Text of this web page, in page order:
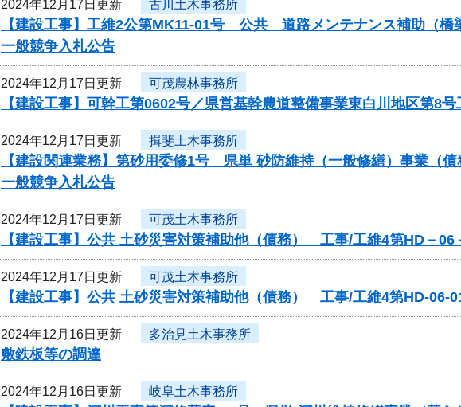
2024年12月17日更新 古川土木事務所
【建設工事】工維2公第MK11-01号 公共 道路メンテナンス補助（橋
一般競争入札公告
2024年12月17日更新 可茂農林事務所
【建設工事】可幹工第0602号／県営基幹農道整備事業東白川地区第8
2024年12月17日更新 揖斐土木事務所
【建設関連業務】第砂用委修1号 県単 砂防維持（一般修繕）事業（
一般競争入札公告
2024年12月17日更新 可茂土木事務所
【建設工事】公共 土砂災害対策補助他（債務） 工事/工維4第HD－
2024年12月17日更新 可茂土木事務所
【建設工事】公共 土砂災害対策補助他（債務） 工事/工維4第HD-06-
2024年12月16日更新 多治見土木事務所
敷鉄板等の調達
2024年12月16日更新 岐阜土木事務所